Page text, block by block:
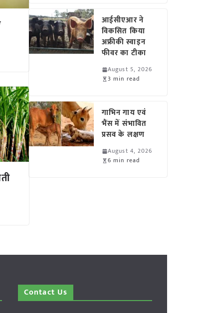
आईसीएआर ने
विकसित किया
अफ्रीकी स्वाइन
फीवर का टीका
August 5, 2026
3 min read
गाभिन गाय एवं
भैंस में संभावित
प्रसव के लक्षण
August 4, 2026
6 min read
Contact Us